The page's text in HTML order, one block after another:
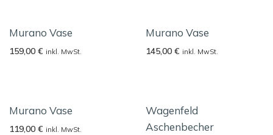
Murano Vase
159,00 € inkl. MwSt.
Murano Vase
145,00 € inkl. MwSt.
Murano Vase
119,00 € inkl. MwSt.
Wagenfeld
Aschenbecher